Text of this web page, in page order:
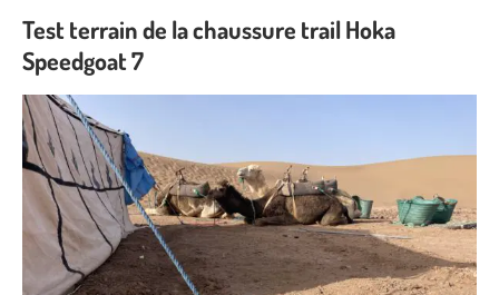
Test terrain de la chaussure trail Hoka
Speedgoat 7